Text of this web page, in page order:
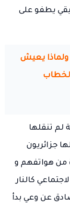
يطفو على
ولماذا يعيش
لم تنقلها
جزائريون
من هواتفهم و
كالنار
عن وعي بدأ